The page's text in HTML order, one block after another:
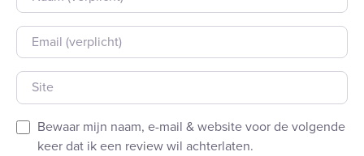
E-mail
Site
Bewaar mijn naam, e-mail & website voor de volgende
keer dat ik een review wil achterlaten.